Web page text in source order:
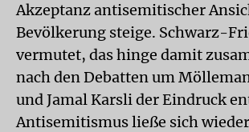
Akzeptanz antisemitischer
Bevölkerung steige. Schwarz-
vermutet, das hinge damit
nach den Debatten um
und Jamal Karsli der Eindruck
Antisemitismus ließe sich